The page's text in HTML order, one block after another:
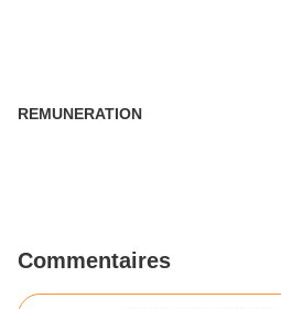
REMUNERATION
Commentaires